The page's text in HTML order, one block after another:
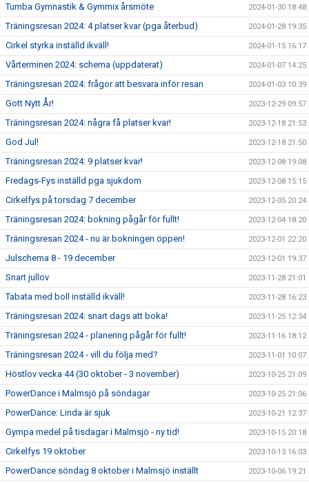
Tumba Gymnastik & Gymmix årsmöte 2024-01-30 18:48
Träningsresan 2024: 4 platser kvar (pga återbud) 2024-01-28 19:35
Cirkel styrka inställd ikväll! 2024-01-15 16:17
Vårterminen 2024: schema (uppdaterat) 2024-01-07 14:25
Träningsresan 2024: frågor att besvara inför resan 2024-01-03 10:39
Gott Nytt År! 2023-12-29 09:57
Träningsresan 2024: några få platser kvar! 2023-12-18 21:53
God Jul! 2023-12-18 21:50
Träningsresan 2024: 9 platser kvar! 2023-12-08 19:08
Fredags-Fys inställd pga sjukdom 2023-12-08 15:15
Cirkelfys på torsdag 7 december 2023-12-05 20:24
Träningsresan 2024: bokning pågår för fullt! 2023-12-04 18:20
Träningsresan 2024 - nu är bokningen öppen! 2023-12-01 22:20
Julschema 8 - 19 december 2023-12-01 19:37
Snart jullov 2023-11-28 21:01
Tabata med boll inställd ikväll! 2023-11-28 16:23
Träningsresan 2024: snart dags att boka! 2023-11-25 12:34
Träningsresan 2024 - planering pågår för fullt! 2023-11-16 18:12
Träningsresan 2024 - vill du följa med? 2023-11-01 10:07
Höstlov vecka 44 (30 oktober - 3 november) 2023-10-25 21:09
PowerDance i Malmsjö på söndagar 2023-10-25 21:06
PowerDance: Linda är sjuk 2023-10-21 12:37
Gympa medel på tisdagar i Malmsjö - ny tid! 2023-10-15 20:18
Cirkelfys 19 oktober 2023-10-13 16:03
PowerDance söndag 8 oktober i Malmsjö inställt 2023-10-06 19:21